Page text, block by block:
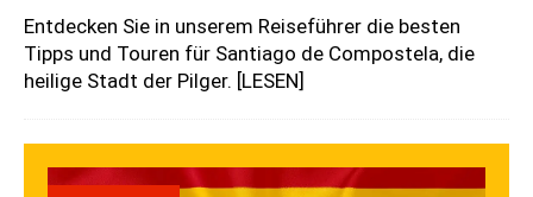
Entdecken Sie in unserem Reiseführer die besten
Tipps und Touren für Santiago de Compostela, die
heilige Stadt der Pilger. [LESEN]